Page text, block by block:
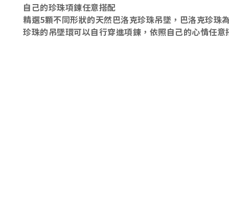
自己的珍珠項鍊任意搭配
精選5顆不同形狀的天然巴洛克珍珠吊墜，巴洛克珍
珍珠的吊墜環可以自行穿進項鍊，依照自己的心情任